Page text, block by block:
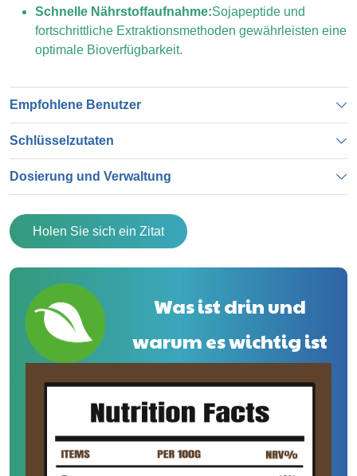
Schnelle Nährstoffaufnahme:Sojapeptide und
fortschrittliche Extraktionsmethoden gewährleisten eine
optimale Bioverfügbarkeit.
Empfohlene Benutzer
Schlüsselzutaten
Dosierung und Verwaltung
Holen Sie sich ein Zitat
Was ist drin und
warum es wichtig ist